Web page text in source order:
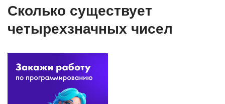
Сколько существует
четырехзначных чисел